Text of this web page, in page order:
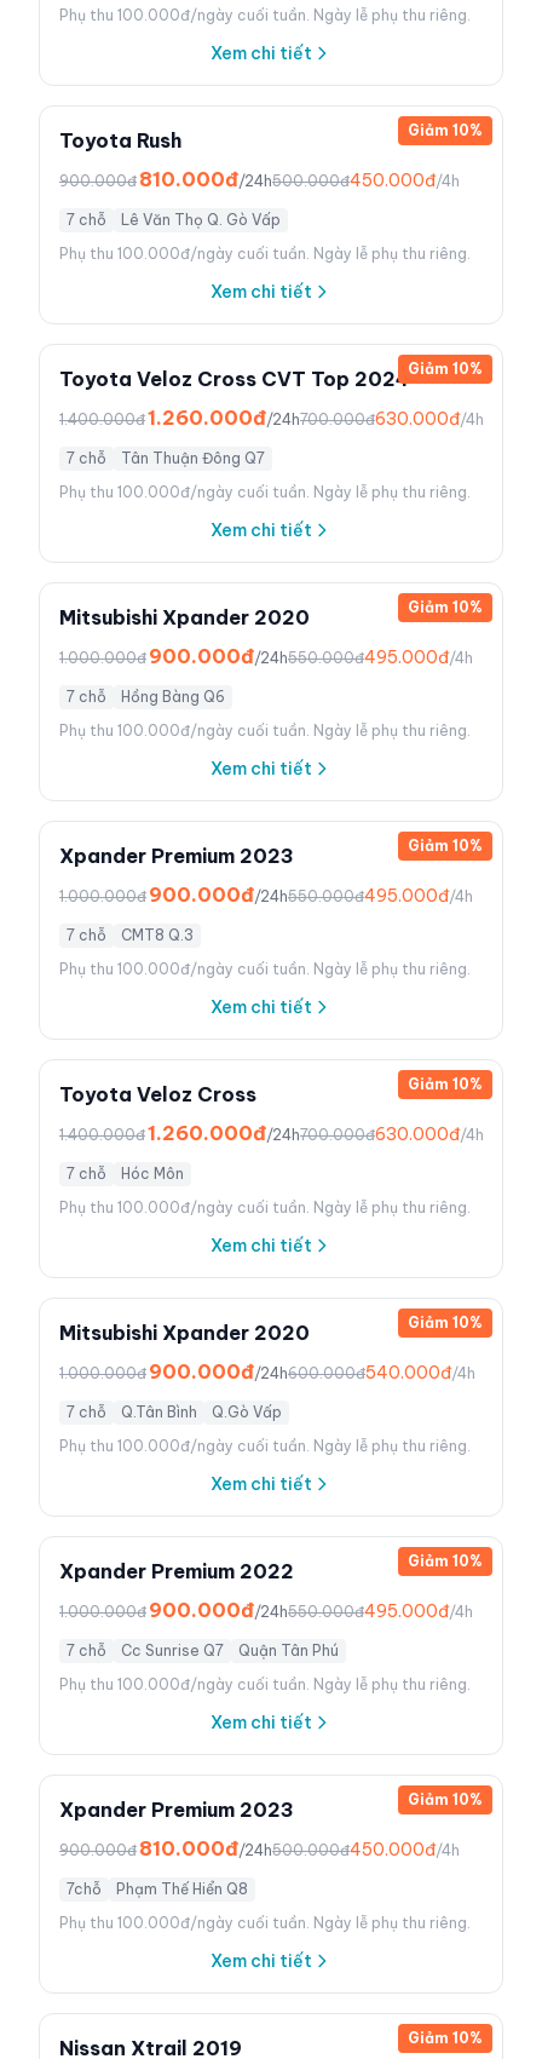
Phụ thu 100.000đ/ngày cuối tuần. Ngày lễ phụ thu riêng.
Xem chi tiết
Giảm 10%
Toyota Rush
900.000đ 810.000đ/24h500.000đ450.000đ/4h
7 chỗ
Lê Văn Thọ Q. Gò Vấp
Phụ thu 100.000đ/ngày cuối tuần. Ngày lễ phụ thu riêng.
Xem chi tiết
Giảm 10%
Toyota Veloz Cross CVT Top 2024
1.400.000đ1.260.000đ/24h700.000đ630.000đ/4h
7 chỗ
Tân Thuận Đông Q7
Phụ thu 100.000đ/ngày cuối tuần. Ngày lễ phụ thu riêng.
Xem chi tiết
Giảm 10%
Mitsubishi Xpander 2020
1.000.000đ 900.000đ/24h550.000đ495.000đ/4h
7 chỗ
Hồng Bàng Q6
Phụ thu 100.000đ/ngày cuối tuần. Ngày lễ phụ thu riêng.
Xem chi tiết
Giảm 10%
Xpander Premium 2023
1.000.000đ 900.000đ/24h550.000đ495.000đ/4h
7 chỗ
CMT8 Q.3
Phụ thu 100.000đ/ngày cuối tuần. Ngày lễ phụ thu riêng.
Xem chi tiết
Giảm 10%
Toyota Veloz Cross
1.400.000đ1.260.000đ/24h700.000đ630.000đ/4h
7 chỗ
Hóc Môn
Phụ thu 100.000đ/ngày cuối tuần. Ngày lễ phụ thu riêng.
Xem chi tiết
Giảm 10%
Mitsubishi Xpander 2020
1.000.000đ 900.000đ/24h600.000đ540.000đ/4h
7 chỗ Q.Tân Bình
Q.Gò Vấp
Phụ thu 100.000đ/ngày cuối tuần. Ngày lễ phụ thu riêng.
Xem chi tiết
Giảm 10%
Xpander Premium 2022
1.000.000đ 900.000đ/24h550.000đ495.000đ/4h
7 chỗ Cc Sunrise Q7
Quận Tân Phú
Phụ thu 100.000đ/ngày cuối tuần. Ngày lễ phụ thu riêng.
Xem chi tiết
Giảm 10%
Xpander Premium 2023
900.000đ 810.000đ/24h500.000đ450.000đ/4h
7chỗ
Phạm Thế Hiển Q8
Phụ thu 100.000đ/ngày cuối tuần. Ngày lễ phụ thu riêng.
Xem chi tiết
Giảm 10%
Nissan Xtrail 2019